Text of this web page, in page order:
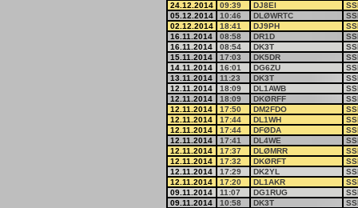
24.12.2014
09:39 DJ8EI
05.12.2014
10:46 DLØWRTC
02.12.2014
18:41 DJ9PH
16.11.2014
08:58 DR1D
16.11.2014
08:54 DK3T
15.11.2014
17:03 DK5DR
14.11.2014
16:01 DG6ZU
13.11.2014
11:23 DK3T
12.11.2014
18:09 DL1AWB
12.11.2014
18:09 DKØRFF
12.11.2014
17:50 DM2FDO
12.11.2014
17:44 DL1WH
12.11.2014
17:44 DFØDA
12.11.2014
17:41 DL4WE
12.11.2014
17:37 DLØMRR
12.11.2014
17:32 DKØRFT
12.11.2014
17:29 DK2YL
12.11.2014
17:20 DL1AKR
09.11.2014
11:07 DG1RUG
09.11.2014
10:58 DK3T